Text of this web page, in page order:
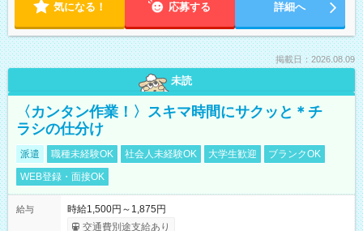
気になる！ 応募する 詳細へ
掲載日：2026.08.09
未読
〈カンタン作業！〉スキマ時間にサクッと＊チ
ラシの仕分け
派遣 職種未経験OK 社会人未経験OK 大学生歓迎
ブランクOK
WEB登録・面接OK
給与
時給1,500円～1,875円
交通費別途支給あり